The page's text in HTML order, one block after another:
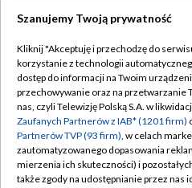
Abonament TVP
Emisja w TVP
Centrum informacji TVP
Naziemna Telewizja Cyfrowa
Polityka
Moje
Szanujemy Twoją prywatność
Kliknij "Akceptuję i przechodzę do
korzystanie z technologii
dostęp do informacji na Twoim
przechowywanie oraz na przetwarzanie
nas, czyli Telewizję Polską S.A. w
Zaufanych Partnerów z IAB* (1201 firm)
Partnerów TVP (93 firm), w celach
zautomatyzowanego dopasowania
mierzenia ich skuteczności) i
także zgody na udostępnianie przez nas